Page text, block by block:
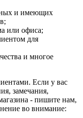
и имеющих
или офиса;
для
и многое
Если у вас
замечания,
- пишите нам,
во внимание: